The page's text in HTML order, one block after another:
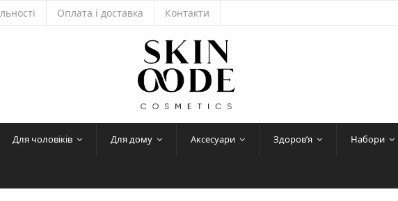
Оплата і доставка Контакти
Для чоловіків Для дому Аксесуари Здоров’я Набори